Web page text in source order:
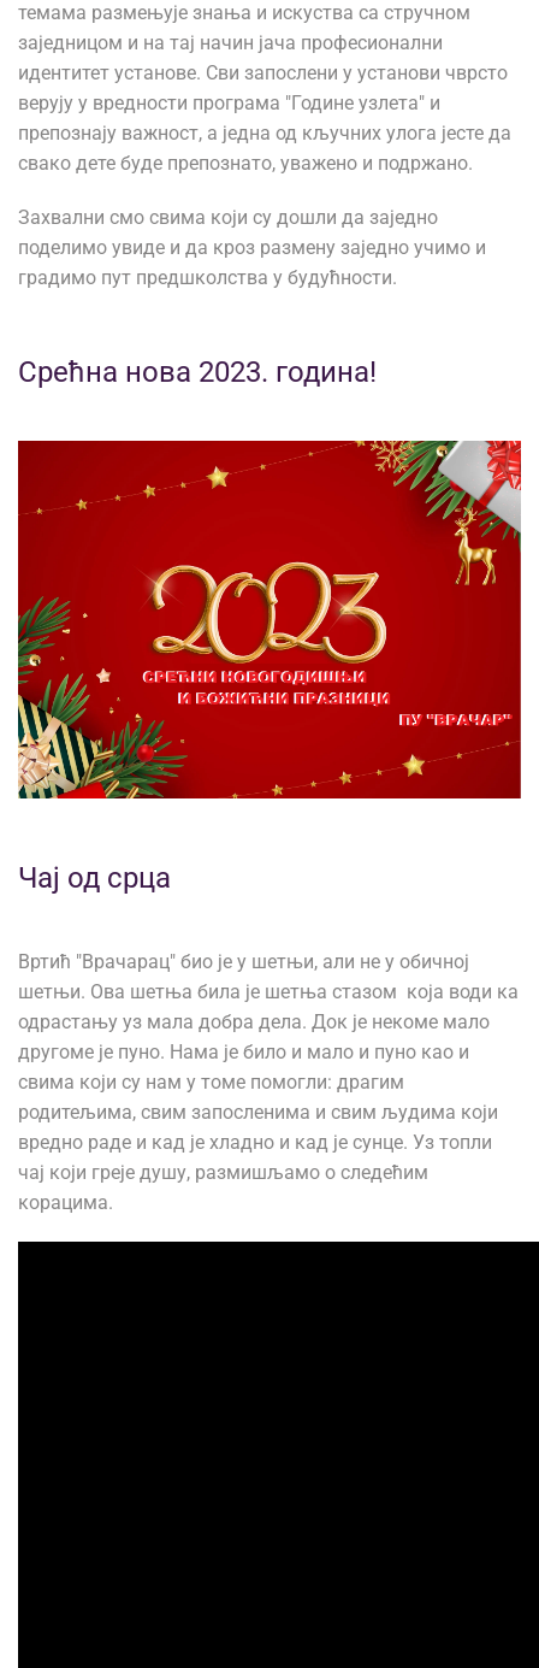
темама размењује знања и искуства са стручном
заједницом и на тај начин јача професионални
идентитет установе. Сви запослени у установи чврсто
верују у вредности програма "Године узлета" и
препознају важност, а једна од кључних улога јесте да
свако дете буде препознато, уважено и подржано.
Захвални смо свима који су дошли да заједно
поделимо увиде и да кроз размену заједно учимо и
градимо пут предшколства у будућности.
Срећна нова 2023. година!
Чај од срца
Вртић "Врачарац" био је у шетњи, али не у обичној
шетњи. Ова шетња била је шетња стазом која води ка
одрастању уз мала добра дела. Док је некоме мало
другоме је пуно. Нама је било и мало и пуно као и
свима који су нам у томе помогли: драгим
родитељима, свим запосленима и свим људима који
вредно раде и кад је хладно и кад је сунце. Уз топли
чај који греје душу, размишљамо о следећим
корацима.